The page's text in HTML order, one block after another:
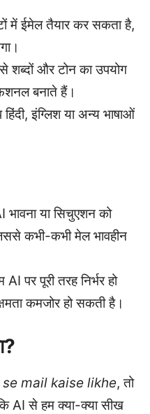
में ईमेल तैयार कर सकता है,
शब्दों और टोन का उपयोग
बनाते हैं।
इंग्लिश या अन्य भाषाओं
भावना या सिचुएशन को
कभी-कभी मेल भावहीन
पर पूरी तरह निर्भर हो
कमजोर हो सकती है।
se mail kaise likhe, तो
AI से हम क्या-क्या सीख